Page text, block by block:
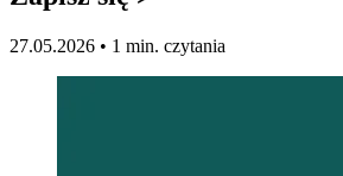
27.05.2026 • 1 min. czytania